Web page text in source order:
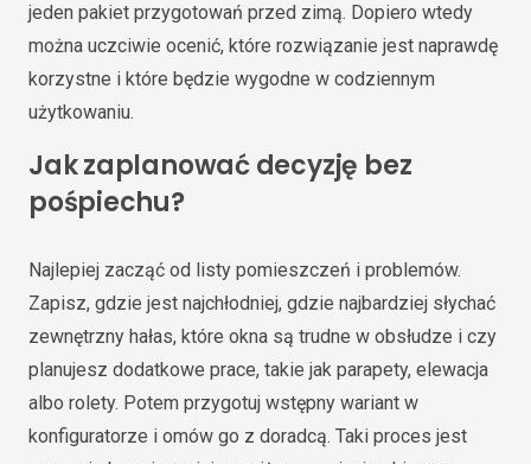
jeden pakiet przygotowań przed zimą. Dopiero wtedy
można uczciwie ocenić, które rozwiązanie jest naprawdę
korzystne i które będzie wygodne w codziennym
użytkowaniu.
Jak zaplanować decyzję bez
pośpiechu?
Najlepiej zacząć od listy pomieszczeń i problemów.
Zapisz, gdzie jest najchłodniej, gdzie najbardziej słychać
zewnętrzny hałas, które okna są trudne w obsłudze i czy
planujesz dodatkowe prace, takie jak parapety, elewacja
albo rolety. Potem przygotuj wstępny wariant w
konfiguratorze i omów go z doradcą. Taki proces jest